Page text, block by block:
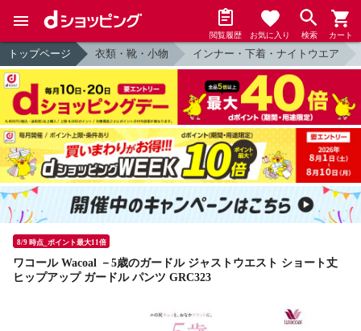
閲覧履歴 お気に入り 検索 カート
トップページ 衣類・靴・小物 インナー・下着・ナイトウエア
8/9 時点_ポイント最大11倍
ワコール Wacoal －5歳のガードル ジャストウエスト ショート丈
ヒップアップ ガードル パンツ GRC323